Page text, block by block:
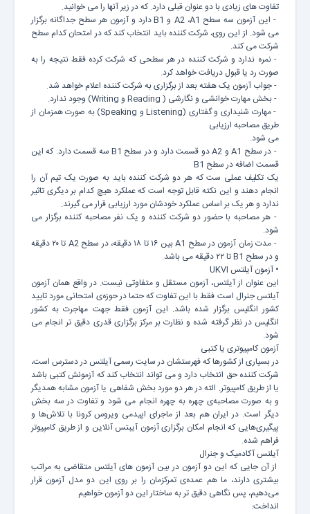
تفاوت های زیادی با دو عنوان قبلی دارد. که در زیر آنها را می خوانید.
- این آزمون سه سطح A2 ،A1 و B1 دارد و آزمون هر سطح جداگانه برگزار
می شود. از این روی، شرکت کننده باید انتخاب کند که در امتحان کدام سطح
شرکت می کند.
- نمره ندارد و شرکت کننده در هر سطحی که شرکت کرده فقط نتیجه را به
صورت رد یا قبول دریافت خواهد کرد.
- جواب آزمون یک هفته بعد از برگزاری به شرکت کننده اعلام خواهد شد.
- بخش مهارت خوانشی و نگارشی ( Reading و Writing) وجود ندارد.
- مهارت شنیداری و گفتاری (Listening و Speaking) به صورت همزمان از
طریق مصاحبه ارزیابی
می شود.
- در سطح A1 و A2 دو قسمت دارد و در سطح B1 سه قسمت دارد. که این
قسمت اضافه در سطح B1
یک تکلیف عملی ست که هر دو شرکت کننده باید به صورت یک تیم آن را
انجام دهند و این نکته قابل توجه است که عملکرد هیچ کدام بر دیگری تاثیر
ندارد و هر یک بر اساس عملکرد خودشان مورد ارزیابی قرار می گیرند.
- هر مصاحبه با حضور دو شرکت کننده و یک نفر مصاحبه کننده برگزار می
شود.
- مدت زمان آزمون در سطح A1 بین ۱۶ تا ۱۸ دقیقه، در سطح A2 تا ۲۰ دقیقه
و در سطح B1 تا ۲۲ دقیقه می باشد.
• آزمون آیلتس UKVI
این عنوان از آیلتس، آزمون مستقل و متفاوتی نیست. در واقع همان آزمون
آیلتس جنرال است فقط با این تفاوت که حتما در حوزه‌ی امتحانی مورد تایید
کشور انگلیس برگزار شده باشد. این آزمون فقط جهت مهاجرت به کشور
انگلیس در نظر گرفته شده و نظارت بر مرکز برگزاری قدری دقیق تر انجام می
شود.
آزمون کامپیوتری یا کتبی
در بسیاری از کشورها که فهرستشان در سایت رسمی آیلتس در دسترس است،
شرکت کننده حق انتخاب دارد و می تواند انتخاب کند که آزمونش کتبی باشد
یا از طریق کامپیوتر. الته در هر دو مورد بخش شفاهی یا آزمون مشابه همدیگر
و به صورت مصاحبه‌ی چهره به چهره انجام می شود و تفاوت در سه بخش
دیگر است. در ایران هم بعد از ماجرای اپیدمی ویروس کرونا با تلاش‌ها و
پیگیری‌هایی که انجام امکان برگزاری آزمون آیبتس آنلاین و از طریق کامپیوتر
فراهم شده.
آیلتس آکادمیک و جنرال
از آن جایی که این دو آزمون در بین آزمون های آیلتس متقاضی به مراتب
بیشتری دارند، ما هم عمده‌ی تمرکزمان را بر روی این دو مدل آزمون قرار
می‌دهیم، پس نگاهی دقیق تر به ساختار این دو آزمون خواهیم
انداخت: